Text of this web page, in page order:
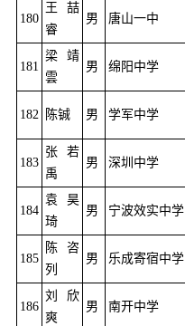
180
王喆
睿
男 唐山一中
181
梁靖
雲
男 绵阳中学
182 陈铖 男 学军中学
183
张若
禹
男 深圳中学
184
袁昊
琦
男 宁波效实中学
185
陈咨
列
男 乐成寄宿中学
186
刘欣
爽
男 南开中学